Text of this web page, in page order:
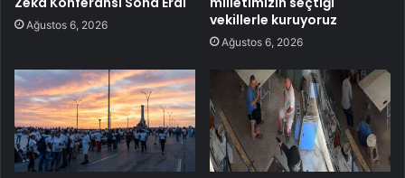
Ağustos 6, 2026
vekillerle kuruyoruz
Ağustos 6, 2026